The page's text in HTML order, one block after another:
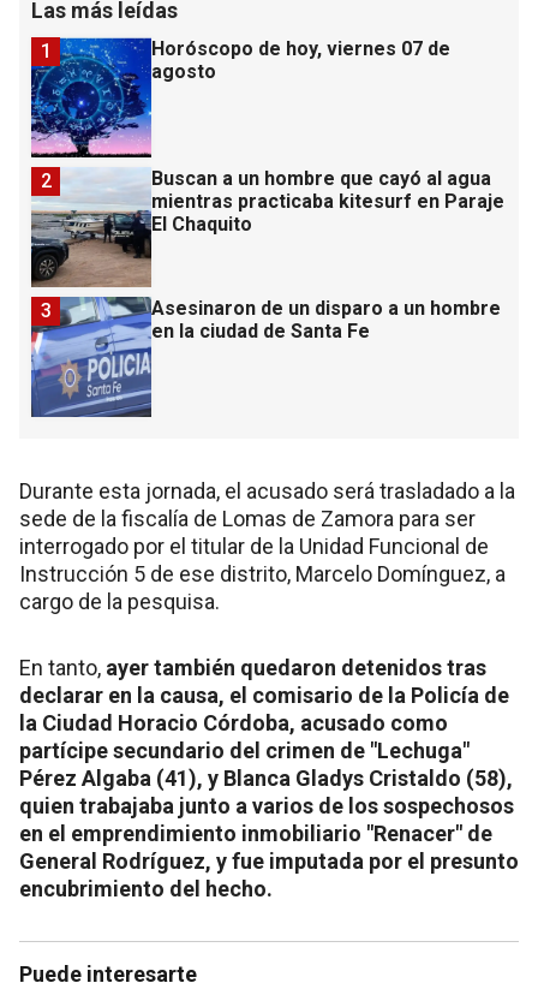
Las más leídas
Horóscopo de hoy, viernes 07 de
agosto
1
Buscan a un hombre que cayó al agua
mientras practicaba kitesurf en Paraje
El Chaquito
2
Asesinaron de un disparo a un hombre
en la ciudad de Santa Fe
3
Durante esta jornada, el acusado será trasladado a la
sede de la fiscalía de Lomas de Zamora para ser
interrogado por el titular de la Unidad Funcional de
Instrucción 5 de ese distrito, Marcelo Domínguez, a
cargo de la pesquisa.
En tanto, ayer también quedaron detenidos tras
declarar en la causa, el comisario de la Policía de
la Ciudad Horacio Córdoba, acusado como
partícipe secundario del crimen de "Lechuga"
Pérez Algaba (41), y Blanca Gladys Cristaldo (58),
quien trabajaba junto a varios de los sospechosos
en el emprendimiento inmobiliario "Renacer" de
General Rodríguez, y fue imputada por el presunto
encubrimiento del hecho.
Puede interesarte